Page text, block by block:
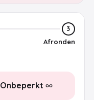
3
Afronden
Onbeperkt